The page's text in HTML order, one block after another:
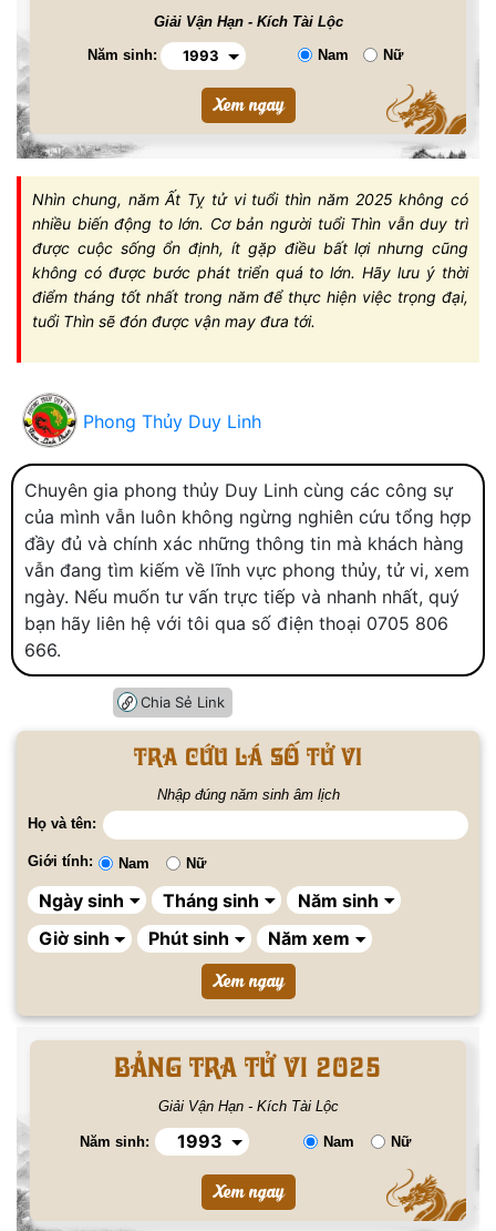
Giải Vận Hạn - Kích Tài Lộc
Năm sinh: Nam Nữ
Nhìn chung, năm Ất Tỵ tử vi tuổi thìn năm 2025 không có
nhiều biến động to lớn. Cơ bản người tuổi Thìn vẫn duy trì
được cuộc sống ổn định, ít gặp điều bất lợi nhưng cũng
không có được bước phát triển quá to lớn. Hãy lưu ý thời
điểm tháng tốt nhất trong năm để thực hiện việc trọng đại,
tuổi Thìn sẽ đón được vận may đưa tới.
Phong Thủy Duy Linh
Chuyên gia phong thủy Duy Linh cùng các công sự
của mình vẫn luôn không ngừng nghiên cứu tổng hợp
đầy đủ và chính xác những thông tin mà khách hàng
vẫn đang tìm kiếm về lĩnh vực phong thủy, tử vi, xem
ngày. Nếu muốn tư vấn trực tiếp và nhanh nhất, quý
bạn hãy liên hệ với tôi qua số điện thoại 0705 806
666.
Chia Sẻ Link
Tra cứu lá số tử vi
Nhập đúng năm sinh âm lịch
Họ và tên:
Giới tính: Nam Nữ
BẢNG TRA TỬ VI 2025
Giải Vận Hạn - Kích Tài Lộc
Năm sinh: Nam Nữ